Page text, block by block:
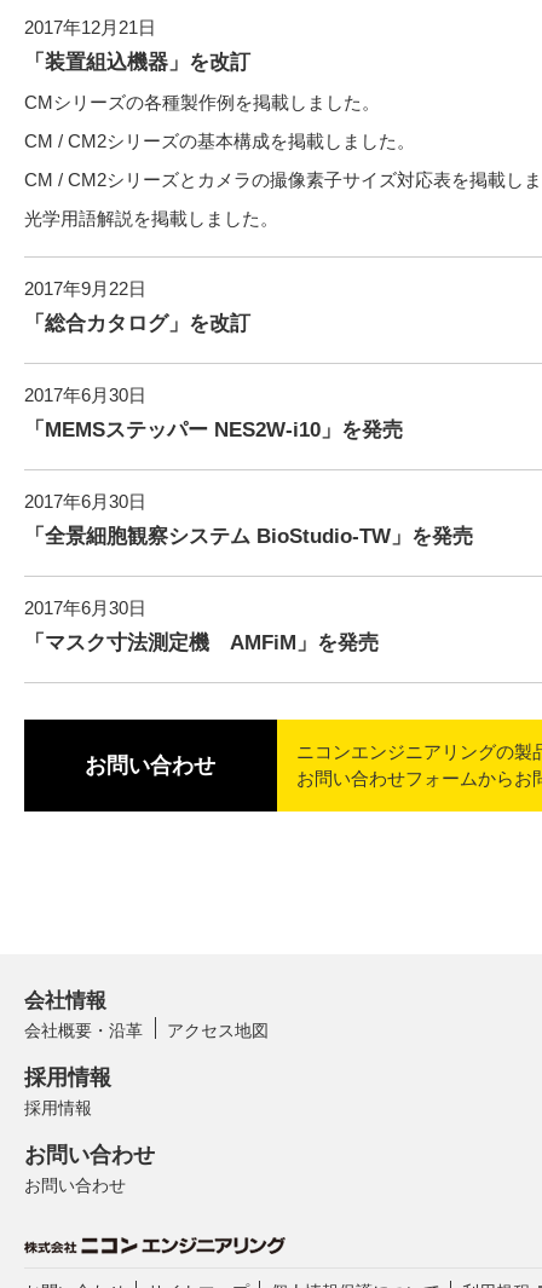
2017年12月21日
「装置組込機器」を改訂
CMシリーズの各種製作例を掲載しました。
CM / CM2シリーズの基本構成を掲載しました。
CM / CM2シリーズとカメラの撮像素子サイズ対応表を掲載し
光学用語解説を掲載しました。
2017年9月22日
「総合カタログ」を改訂
2017年6月30日
「MEMSステッパー NES2W-i10」を発売
2017年6月30日
「全景細胞観察システム BioStudio-TW」を発売
2017年6月30日
「マスク寸法測定機 AMFiM」を発売
お問い合わせ
ニコンエンジニアリングの製
お問い合わせフォームからお
会社情報
会社概要・沿革 アクセス地図
採用情報
採用情報
お問い合わせ
お問い合わせ